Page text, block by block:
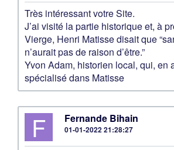
Très intéressant votre Site.
J’ai visité la partie historique et, à
Vierge, Henri Matisse disait que
n’aurait pas de raison d’être.”
Yvon Adam, historien local, qui, en
spécialisé dans Matisse
F Fernande Bihain
01-01-2022 21:28:27